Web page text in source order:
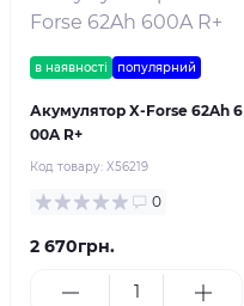
в наявності популярний
Акумулятор X-Forse 62Ah 6
00A R+
Код товару: X56219
0
2 670грн.